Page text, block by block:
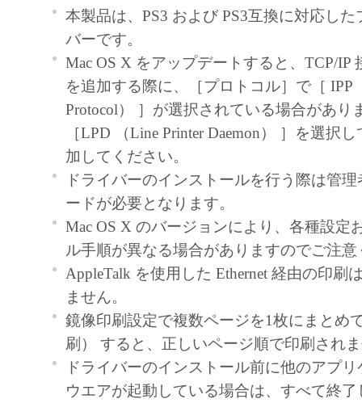
す。）との間の契約書です。
お客様は、『同意』を示す下記のボタンを
点、または「本ソフトウェア」のインスト
をもって、本契約書に同意したことになり
お客様が本契約書に同意できない場合、「
ア」を使用することはできません。
１．許諾
(1) キヤノンは、お客様が「キヤノン製品
のために、「キヤノン製品」に直接または
通じ接続される複数のコンピューター（以
と言います。）において、「本ソフトウェ
契約書においては、「本ソフトウェア」を
の記憶媒体上にインストールすること、ま
ターにおいて表示すること、アクセスする
実行することのいずれも含むものとします
非独占的権利をお客様に対して許諾します
た「指定機器」にネットワークを通じて接
本製品は、PS3 および PS3互換に対応し
バーです。
Mac OS X をアップデートすると、TCP/IP
を追加する際に、［プロトコル］で［ IPP
Protocol） ］が選択されている場合があり
［LPD （Line Printer Daemon） ］を選択
加してください。
ドライバーのインストールを行う際は管
ードが必要となります。
Mac OS X のバージョンにより、各種設定
ル手順が異なる場合がありますのでご注意
AppleTalk を使用した Ethernet 経由の印刷
ません。
鏡像印刷設定で複数ページを1枚にまとめ
刷） すると、正しいページ順で印刷され
ドライバーのインストール前に他のアプ
ウエアが起動している場合は、すべて終